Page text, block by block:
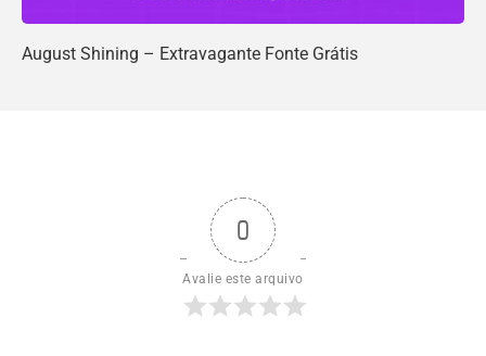
August Shining – Extravagante Fonte Grátis
0
Avalie este arquivo